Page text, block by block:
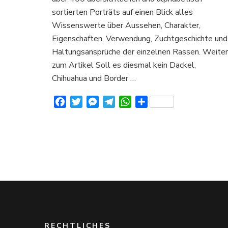
Aussehen
Charakter
und
Verhalten
sortierten Porträts auf einen Blick alles
Wissenswerte über Aussehen, Charakter,
Eigenschaften, Verwendung, Zuchtgeschichte und
Haltungsansprüche der einzelnen Rassen. Weiter
zum Artikel Soll es diesmal kein Dackel,
Chihuahua und Border …
FacebookTwitterMessenger
TelegramWhatsApp
Teilen
RECHTLICHES